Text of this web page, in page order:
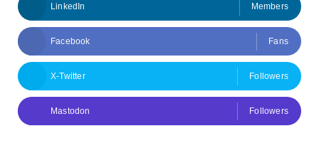
LinkedIn Members
Facebook Fans
X-Twitter Followers
Mastodon Followers